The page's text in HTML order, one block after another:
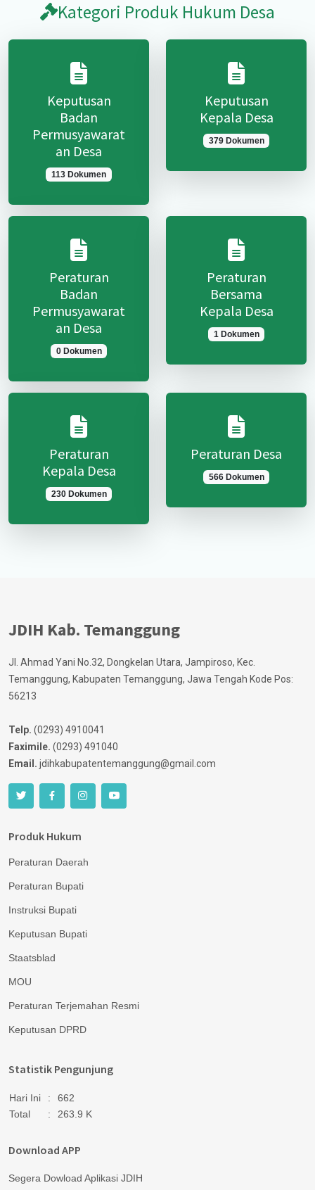
Kategori Produk Hukum Desa
Keputusan
Badan
Permusyawarat
an Desa
113 Dokumen
Keputusan
Kepala Desa
379 Dokumen
Peraturan
Badan
Permusyawarat
an Desa
0 Dokumen
Peraturan
Bersama
Kepala Desa
1 Dokumen
Peraturan
Kepala Desa
230 Dokumen
Peraturan Desa
566 Dokumen
JDIH Kab. Temanggung
Jl. Ahmad Yani No.32, Dongkelan Utara, Jampiroso, Kec.
Temanggung, Kabupaten Temanggung, Jawa Tengah Kode Pos:
56213
Telp. (0293) 4910041
Faximile. (0293) 491040
Email. jdihkabupatentemanggung@gmail.com
Produk Hukum
Peraturan Daerah
Peraturan Bupati
Instruksi Bupati
Keputusan Bupati
Staatsblad
MOU
Peraturan Terjemahan Resmi
Keputusan DPRD
Statistik Pengunjung
Hari Ini :
662
Total
: 263.9 K
Download APP
Segera Dowload Aplikasi JDIH